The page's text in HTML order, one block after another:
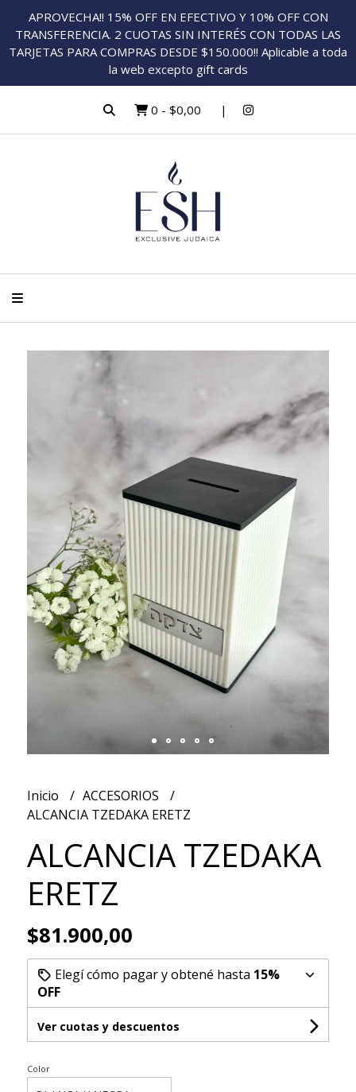
APROVECHA!! 15% OFF EN EFECTIVO Y 10% OFF CON
TRANSFERENCIA. 2 CUOTAS SIN INTERÉS CON TODAS LAS
TARJETAS PARA COMPRAS DESDE $150.000!! Aplicable a toda
la web excepto gift cards
0 - $0,00
Inicio
ACCESORIOS
ALCANCIA TZEDAKA ERETZ
ALCANCIA TZEDAKA
ERETZ
$81.900,00
Elegí cómo pagar y obtené hasta 15%
OFF
Ver cuotas y descuentos
Color